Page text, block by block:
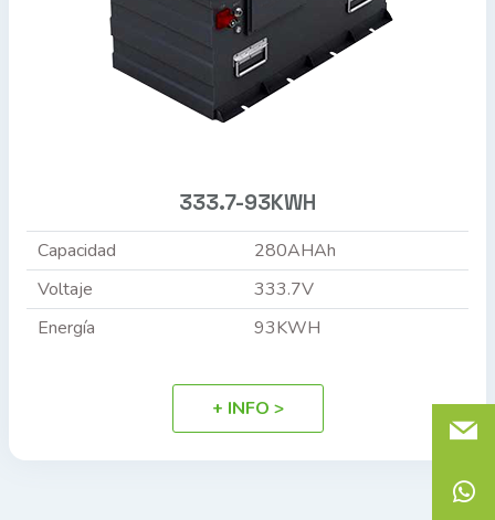
333.7-93KWH
Capacidad
280AHAh
Voltaje
333.7V
Energía
93KWH
+ INFO >